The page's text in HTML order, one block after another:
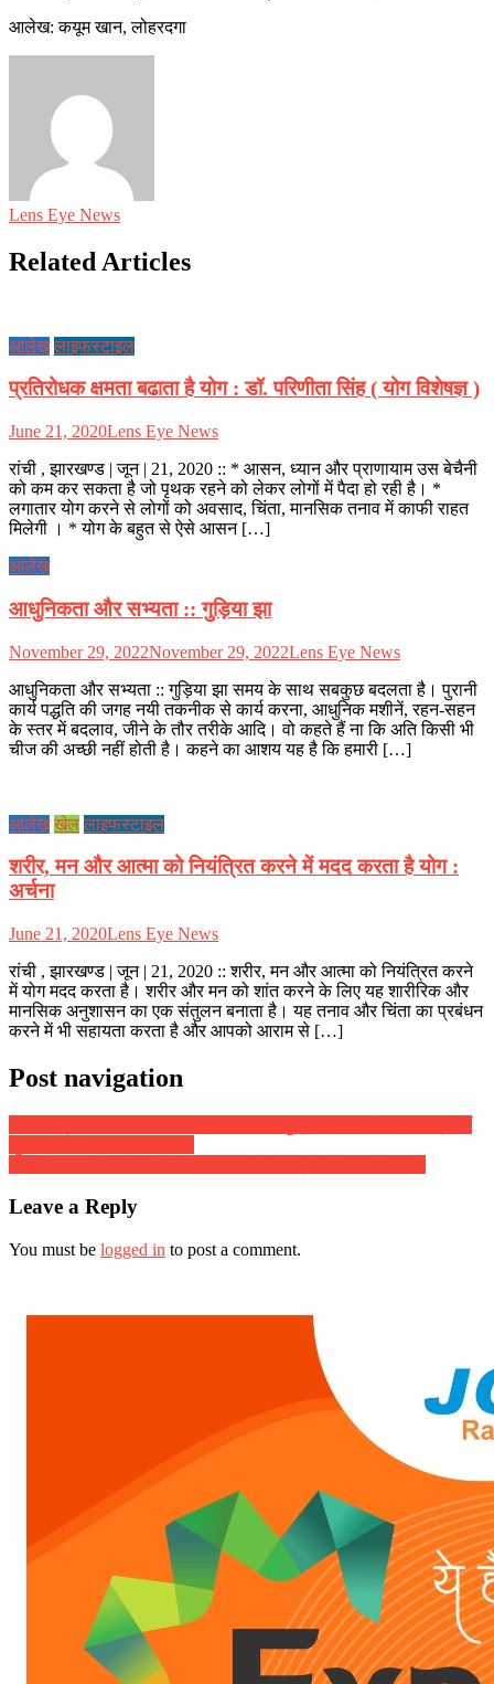
आलेख: कयूम खान, लोहरदगा
Lens Eye News
Related Articles
आलेख़ लाइफस्टाइल
प्रतिरोधक क्षमता बढाता है योग : डॉ. परिणीता सिंह ( योग विशेषज्ञ )
June 21, 2020Lens Eye News
रांची , झारखण्ड | जून | 21, 2020 :: * आसन, ध्यान और प्राणायाम उस बेचैनी
को कम कर सकता है जो पृथक रहने को लेकर लोगों में पैदा हो रही है। *
लगातार योग करने से लोगों को अवसाद, चिंता, मानसिक तनाव में काफी राहत
मिलेगी । * योग के बहुत से ऐसे आसन […]
आलेख़
आधुनिकता और सभ्यता :: गुड़िया झा
November 29, 2022November 29, 2022Lens Eye News
आधुनिकता और सभ्यता :: गुड़िया झा समय के साथ सबकुछ बदलता है। पुरानी
कार्य पद्धति की जगह नयी तकनीक से कार्य करना, आधुनिक मशीनें, रहन-सहन
के स्तर में बदलाव, जीने के तौर तरीके आदि। वो कहते हैं ना कि अति किसी भी
चीज की अच्छी नहीं होती है। कहने का आशय यह है कि हमारी […]
आलेख़ खेल लाइफस्टाइल
शरीर, मन और आत्मा को नियंत्रित करने में मदद करता है योग :
अर्चना
June 21, 2020Lens Eye News
रांची , झारखण्ड | जून | 21, 2020 :: शरीर, मन और आत्मा को नियंत्रित करने
में योग मदद करता है। शरीर और मन को शांत करने के लिए यह शारीरिक और
मानसिक अनुशासन का एक संतुलन बनाता है। यह तनाव और चिंता का प्रबंधन
करने में भी सहायता करता है और आपको आराम से […]
Post navigation
Leave a Reply
You must be logged in to post a comment.